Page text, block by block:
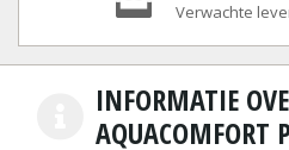
Verwachte
INFORMATIE
AQUACOMFORT